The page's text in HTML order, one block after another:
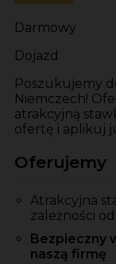
Darmowy
Dojazd
Poszukujemy
Niemczech!
atrakcyjną
ofertę i aplikuj
Oferujemy
Atrakcyjna
zależności
Bezpieczny
naszą firmę